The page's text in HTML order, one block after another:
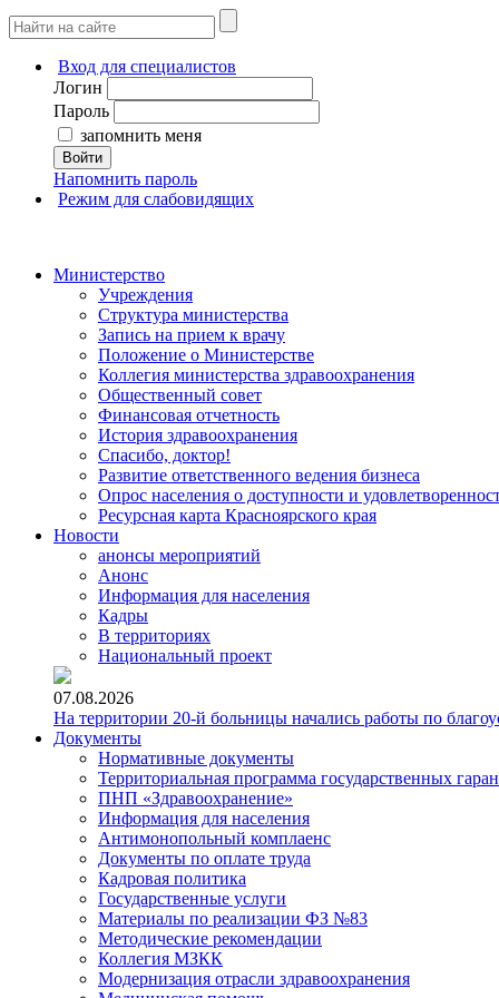
Вход для специалистов
Логин
Пароль
запомнить меня
Войти
Напомнить пароль
Режим для слабовидящих
Министерство
Учреждения
Структура министерства
Запись на прием к врачу
Положение о Министерстве
Коллегия министерства здравоохранения
Общественный совет
Финансовая отчетность
История здравоохранения
Спасибо, доктор!
Развитие ответственного ведения бизнеса
Опрос населения о доступности и
Ресурсная карта Красноярского края
Новости
анонсы мероприятий
Анонс
Информация для населения
Кадры
В территориях
Национальный проект
07.08.2026
На территории 20-й больницы начались работы по
Документы
Нормативные документы
Территориальная программа государственных
ПНП «Здравоохранение»
Информация для населения
Антимонопольный комплаенс
Документы по оплате труда
Кадровая политика
Государственные услуги
Материалы по реализации ФЗ №83
Методические рекомендации
Коллегия МЗКК
Модернизация отрасли здравоохранения